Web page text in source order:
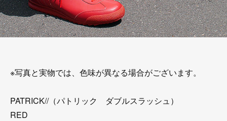
※写真と実物では、色味が異なる場合がございます。
PATRICK//（パトリック ダブルスラッシュ）
RED